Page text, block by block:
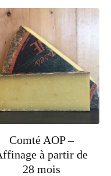
Comté AOP –
à partir de
28 mois